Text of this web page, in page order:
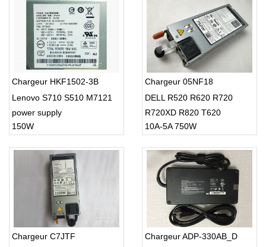
Chargeur HKF1502-3B
Lenovo S710 S510 M7121
power supply
150W
Chargeur 05NF18
DELL R520 R620 R720
R720XD R820 T620
10A-5A 750W
Chargeur C7JTF
Chargeur ADP-330AB_D